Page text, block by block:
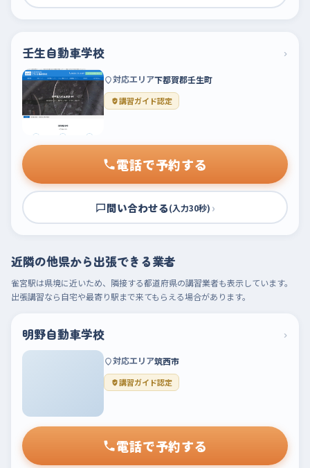
壬生自動車学校 ›
対応エリア下都賀郡壬生町
講習ガイド認定
電話で予約する
問い合わせる(入力30秒) ›
近隣の他県から出張できる業者
雀宮駅は県境に近いため、隣接する都道府県の講習業者も表示しています。
出張講習なら自宅や最寄り駅まで来てもらえる場合があります。
明野自動車学校 ›
対応エリア筑西市
講習ガイド認定
電話で予約する